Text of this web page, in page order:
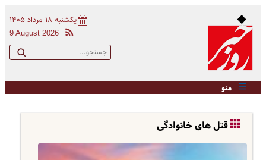
یکشنبه ۱۸ مرداد ۱۴۰۵
9 August 2026
منو
قتل های خانوادگی